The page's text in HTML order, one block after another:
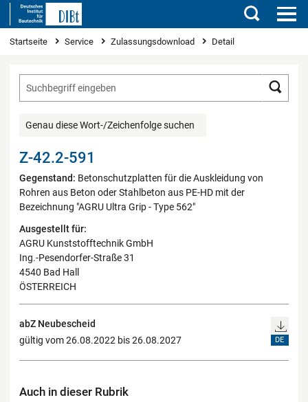
Suchen
Sie sind hier
Startseite Service Zulassungsdownload Detail
Genau diese Wort-/Zeichenfolge suchen
Z-42.2-591
Gegenstand: Betonschutzplatten für die Auskleidung von
Rohren aus Beton oder Stahlbeton aus PE-HD mit der
Bezeichnung "AGRU Ultra Grip - Type 562"
Ausgestellt für:
AGRU Kunststofftechnik GmbH
Ing.-Pesendorfer-Straße 31
4540 Bad Hall
ÖSTERREICH
abZ Neubescheid
gültig vom 26.08.2022 bis 26.08.2027
DE
Auch in dieser Rubrik